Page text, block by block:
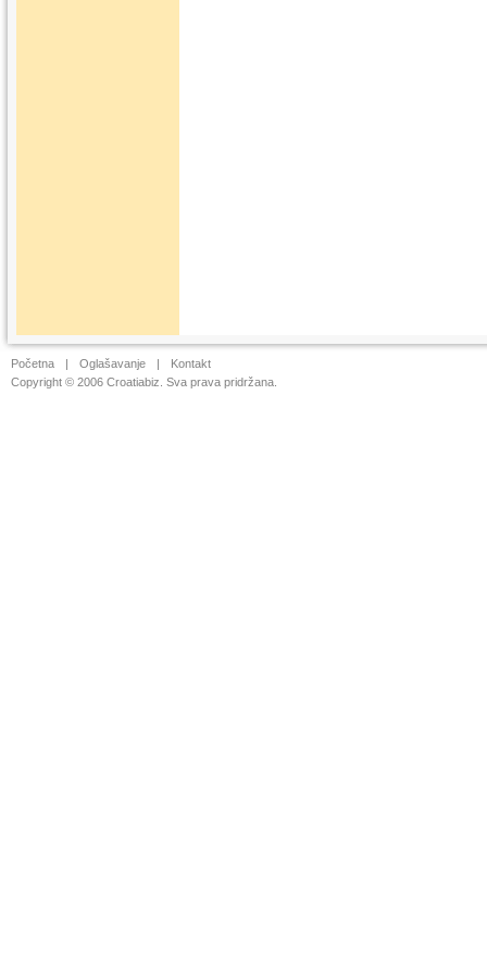
Početna | Oglašavanje |
Kontakt
Copyright © 2006 Croatiabiz. Sva prava pridržana.